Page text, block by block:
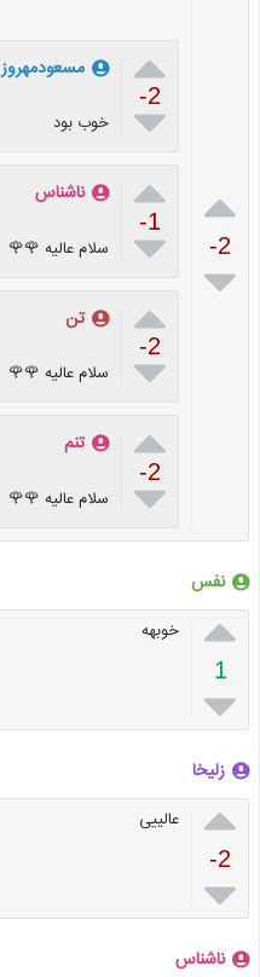

-2


-2

مسعودمهروز
خوب بود

-1

ناشناس
سلام عالیه 🌹🌹

-2

تن
سلام عالیه 🌹🌹

-2

تنم
سلام عالیه 🌹🌹
نفس

1

خوبهه
زلیخا

-2

عالییی
ناشناس